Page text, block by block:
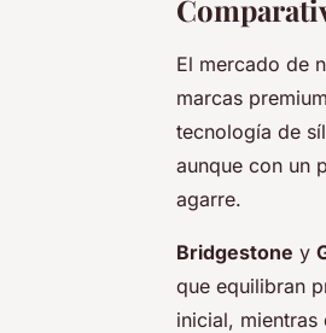
El mercado de
marcas
tecnología de
aunque con un
agarre.
Bridgestone y
que equilibran
inicial,